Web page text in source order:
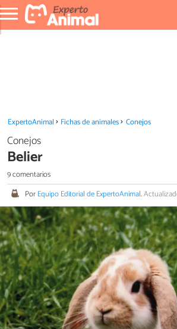
ExpertoAnimal Fichas de animales Conejos
Conejos
Belier
9 comentarios
PorEquipo Editorial de ExpertoAnimal.